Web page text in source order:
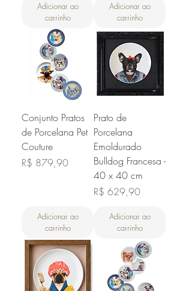
Adicionar ao
carrinho
Adicionar ao
carrinho
Conjunto Pratos
de Porcelana Pet
Couture
Preço
R$ 879,90
Adicionar ao
carrinho
Prato de
Porcelana
Emoldurado
Bulldog Francesa -
40 x 40 cm
Preço
R$ 629,90
Adicionar ao
carrinho